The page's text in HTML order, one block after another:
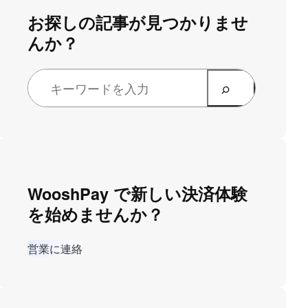
お探しの記事が見つかりませ
んか？
WooshPay で新しい決済体験
を始めませんか？
営業に連絡